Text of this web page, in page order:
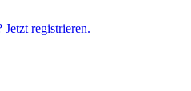
registrieren.